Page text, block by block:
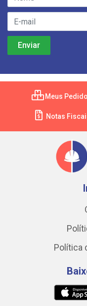
Meus
Notas
Política